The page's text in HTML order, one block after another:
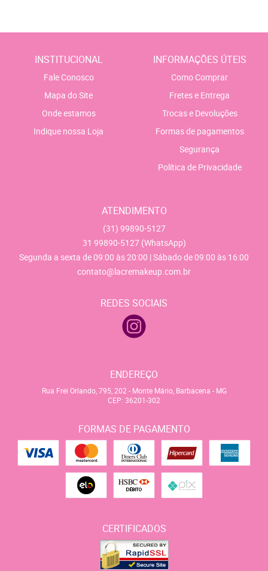
INSTITUCIONAL
Fale Conosco
Mapa do Site
Onde estamos
Indique nossa Loja
INFORMAÇÕES ÚTEIS
Como Comprar
Fretes e Entrega
Trocas e Devoluções
Formas de pagamentos
Segurança
Política de Privacidade
ATENDIMENTO
(31) 99890-5127
31 99890-5127 (WhatsApp)
Segunda a sexta de 09:00 às 20:00 | Sábado de 09:00 às 16:00
contato@lacremakeup.com.br
REDES SOCIAIS
ENDEREÇO
Rua Frei Orlando, 795, 202 - Monte Mário, Barbacena - MG
CEP: 36201-302
FORMAS DE PAGAMENTO
CERTIFICADOS